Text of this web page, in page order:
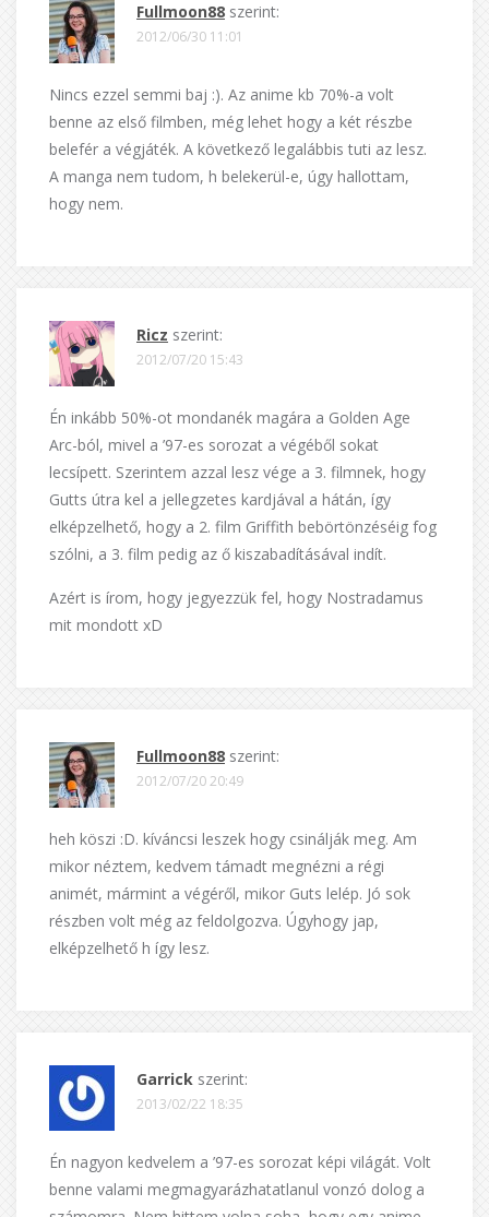
Fullmoon88 szerint:
2012/06/30 11:01
Nincs ezzel semmi baj :). Az anime kb 70%-a volt
benne az első filmben, még lehet hogy a két részbe
belefér a végjáték. A következő legalábbis tuti az lesz.
A manga nem tudom, h belekerül-e, úgy hallottam,
hogy nem.
Ricz szerint:
2012/07/20 15:43
Én inkább 50%-ot mondanék magára a Golden Age
Arc-ból, mivel a ’97-es sorozat a végéből sokat
lecsípett. Szerintem azzal lesz vége a 3. filmnek, hogy
Gutts útra kel a jellegzetes kardjával a hátán, így
elképzelhető, hogy a 2. film Griffith bebörtönzéséig fog
szólni, a 3. film pedig az ő kiszabadításával indít.
Azért is írom, hogy jegyezzük fel, hogy Nostradamus
mit mondott xD
Fullmoon88 szerint:
2012/07/20 20:49
heh köszi :D. kíváncsi leszek hogy csinálják meg. Am
mikor néztem, kedvem támadt megnézni a régi
animét, mármint a végéről, mikor Guts lelép. Jó sok
részben volt még az feldolgozva. Úgyhogy jap,
elképzelhető h így lesz.
Garrick szerint:
2013/02/22 18:35
Én nagyon kedvelem a ’97-es sorozat képi világát. Volt
benne valami megmagyarázhatatlanul vonzó dolog a